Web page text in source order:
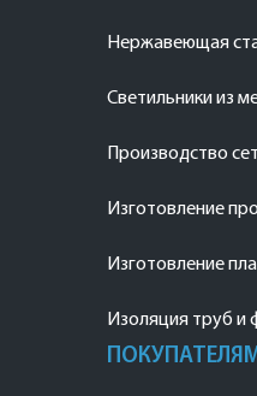
Нержавеющая
Светильники из
Производство
Изготовление
Изготовление
Изоляция труб и